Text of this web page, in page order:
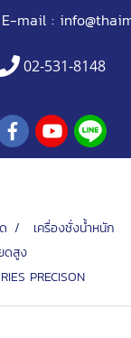
E-mail :
02-531-8148
เครื่องชั่งน้ำหนัก
ดสูง
PRECISON